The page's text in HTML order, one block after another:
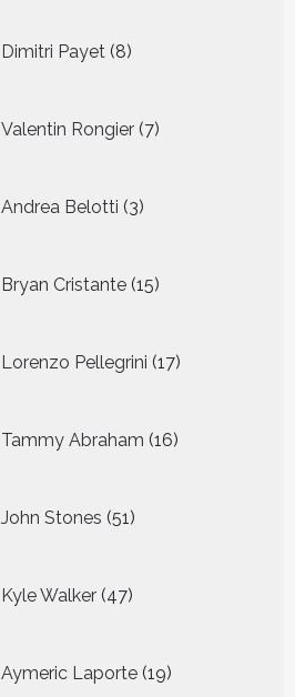
Dimitri Payet 8
producten
Valentin Rongier 7
producten
Andrea Belotti 3
producten
Bryan Cristante 15
producten
Lorenzo Pellegrini 17
producten
Tammy Abraham 16
producten
John Stones 51
producten
Kyle Walker 47
producten
Aymeric Laporte 19
producten